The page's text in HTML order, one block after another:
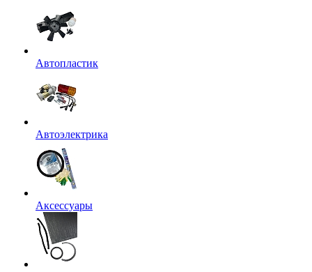
Автопластик
Автоэлектрика
Аксессуары